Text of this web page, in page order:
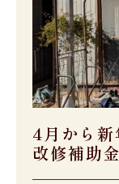
4月から
改修補助